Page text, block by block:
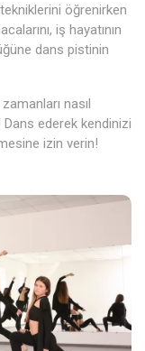
öğrenirken
iş hayatının
dans pistinin
nasıl
ederek kendinizi
izin verin!